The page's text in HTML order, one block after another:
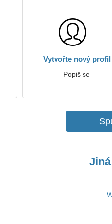
Vytvořte nový profil
Popiš se